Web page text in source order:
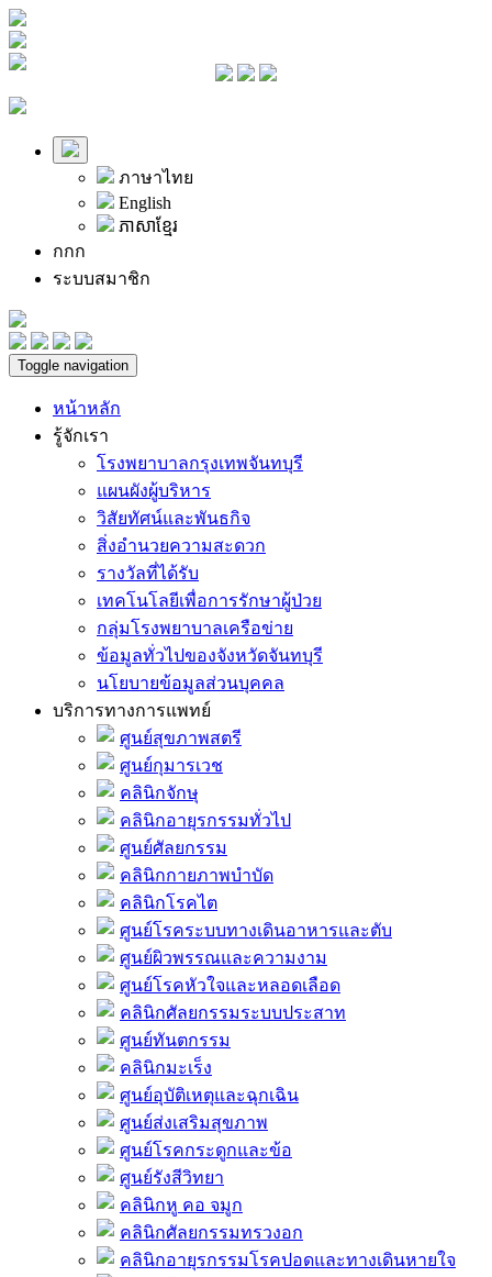
ภาษาไทย
English
ភាសាខ្មែរ
กกก
ระบบสมาชิก
Toggle navigation
หน้าหลัก
รู้จักเรา
โรงพยาบาลกรุงเทพจันทบุรี
แผนผังผู้บริหาร
วิสัยทัศน์และพันธกิจ
สิ่งอำนวยความสะดวก
รางวัลที่ได้รับ
เทคโนโลยีเพื่อการรักษาผู้ป่วย
กลุ่มโรงพยาบาลเครือข่าย
ข้อมูลทั่วไปของจังหวัดจันทบุรี
นโยบายข้อมูลส่วนบุคคล
บริการทางการแพทย์
ศูนย์สุขภาพสตรี
ศูนย์กุมารเวช
คลินิกจักษุ
คลินิกอายุรกรรมทั่วไป
ศูนย์ศัลยกรรม
คลินิกกายภาพบำบัด
คลินิกโรคไต
ศูนย์โรคระบบทางเดินอาหารและตับ
ศูนย์ผิวพรรณและความงาม
ศูนย์โรคหัวใจและหลอดเลือด
คลินิกศัลยกรรมระบบประสาท
ศูนย์ทันตกรรม
คลินิกมะเร็ง
ศูนย์อุบัติเหตุและฉุกเฉิน
ศูนย์ส่งเสริมสุขภาพ
ศูนย์โรคกระดูกและข้อ
ศูนย์รังสีวิทยา
คลินิกหู คอ จมูก
คลินิกศัลยกรรมทรวงอก
คลินิกอายุรกรรมโรคปอดและทางเดินหายใจ